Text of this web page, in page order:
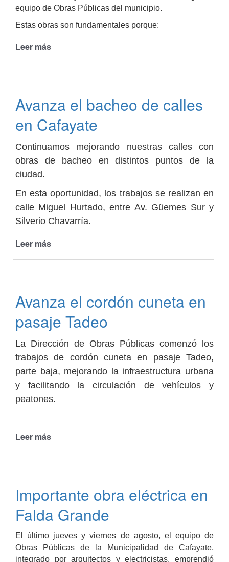
equipo de Obras Públicas del municipio.
Estas obras son fundamentales porque:
Leer más
en
el
Cementerio
municipal
Avanza el bacheo de calles
en Cafayate
Continuamos mejorando nuestras calles con
obras de bacheo en distintos puntos de la
ciudad.
En esta oportunidad, los trabajos se realizan en
calle Miguel Hurtado, entre Av. Güemes Sur y
Silverio Chavarría.
Leer más
calles
en
Cafayate
Avanza el cordón cuneta en
pasaje Tadeo
La Dirección de Obras Públicas comenzó los
trabajos de cordón cuneta en pasaje Tadeo,
parte baja, mejorando la infraestructura urbana
y facilitando la circulación de vehículos y
peatones.
Leer más
en
pasaje
Tadeo
Importante obra eléctrica en
Falda Grande
El último jueves y viernes de agosto, el equipo de
Obras Públicas de la Municipalidad de Cafayate,
integrado por arquitectos y electricistas, emprendió